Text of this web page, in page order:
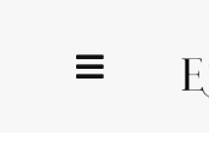
Toggle